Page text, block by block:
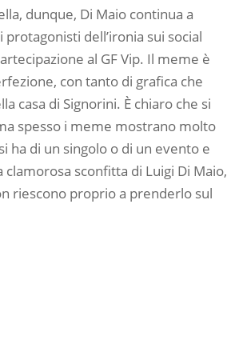
dunque, Di Maio continua a
dell’ironia sui social
al GF Vip. Il meme è
con tanto di grafica che
casa di Signorini. È chiaro che si
spesso i meme mostrano molto
ha di un singolo o di un evento e
clamorosa sconfitta di Luigi Di Maio,
riescono proprio a prenderlo sul